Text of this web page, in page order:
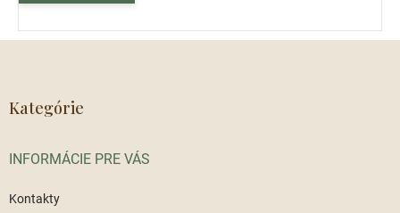
Kategórie
INFORMÁCIE PRE VÁS
Kontakty